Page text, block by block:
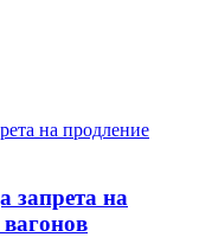
запрета на